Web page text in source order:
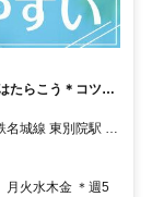
たらこう＊コツコ
歩9分 駅出てス
月火水木金 ＊週5